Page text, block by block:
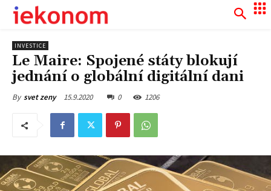
INVESTICE
Le Maire: Spojené státy blokují
jednání o globální digitální dani
By svet zeny 15.9.2020 0 1206